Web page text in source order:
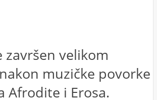
završen velikom
muzičke povorke
Afrodite i Erosa.